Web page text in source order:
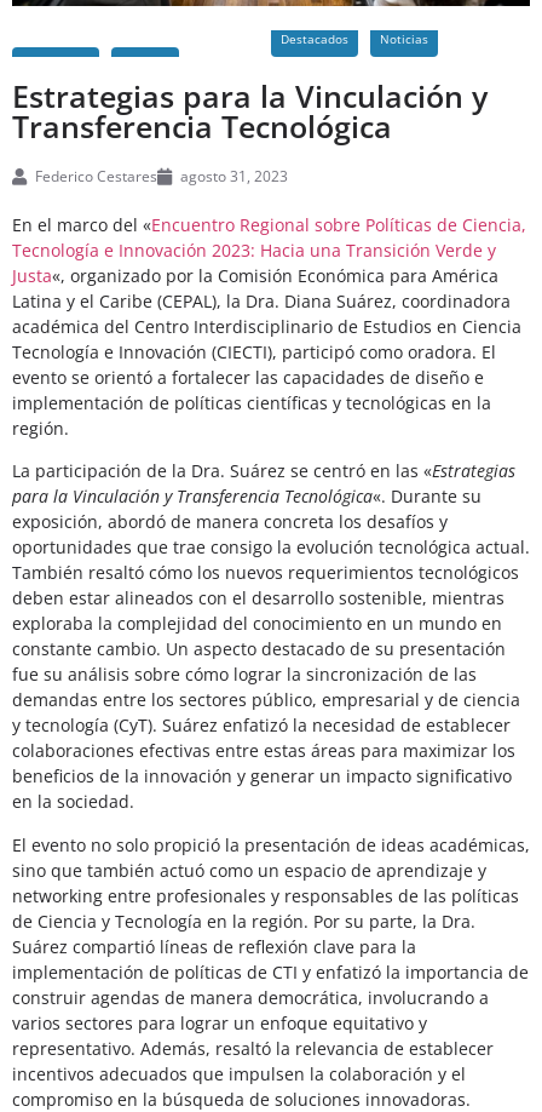
Destacados Noticias
Estrategias para la Vinculación y
Transferencia Tecnológica
Federico Cestares agosto 31, 2023
En el marco del «Encuentro Regional sobre Políticas de Ciencia,
Tecnología e Innovación 2023: Hacia una Transición Verde y
Justa«, organizado por la Comisión Económica para América
Latina y el Caribe (CEPAL), la Dra. Diana Suárez, coordinadora
académica del Centro Interdisciplinario de Estudios en Ciencia
Tecnología e Innovación (CIECTI), participó como oradora. El
evento se orientó a fortalecer las capacidades de diseño e
implementación de políticas científicas y tecnológicas en la
región.
La participación de la Dra. Suárez se centró en las «Estrategias
para la Vinculación y Transferencia Tecnológica«. Durante su
exposición, abordó de manera concreta los desafíos y
oportunidades que trae consigo la evolución tecnológica actual.
También resaltó cómo los nuevos requerimientos tecnológicos
deben estar alineados con el desarrollo sostenible, mientras
exploraba la complejidad del conocimiento en un mundo en
constante cambio. Un aspecto destacado de su presentación
fue su análisis sobre cómo lograr la sincronización de las
demandas entre los sectores público, empresarial y de ciencia
y tecnología (CyT). Suárez enfatizó la necesidad de establecer
colaboraciones efectivas entre estas áreas para maximizar los
beneficios de la innovación y generar un impacto significativo
en la sociedad.
El evento no solo propició la presentación de ideas académicas,
sino que también actuó como un espacio de aprendizaje y
networking entre profesionales y responsables de las políticas
de Ciencia y Tecnología en la región. Por su parte, la Dra.
Suárez compartió líneas de reflexión clave para la
implementación de políticas de CTI y enfatizó la importancia de
construir agendas de manera democrática, involucrando a
varios sectores para lograr un enfoque equitativo y
representativo. Además, resaltó la relevancia de establecer
incentivos adecuados que impulsen la colaboración y el
compromiso en la búsqueda de soluciones innovadoras.